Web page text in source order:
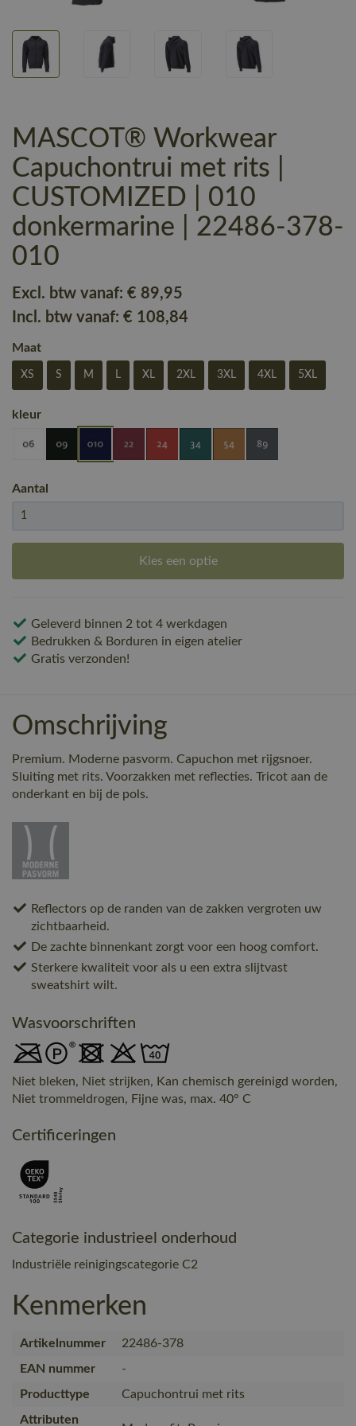
MASCOT® Workwear
Capuchontrui met rits |
CUSTOMIZED | 010
donkermarine | 22486-378-
010
Excl. btw vanaf: € 89,95
Incl. btw vanaf: € 108,84
Maat
XS S M L XL 2XL 3XL 4XL 5XL
kleur
Aantal
Kies een optie
Geleverd binnen 2 tot 4 werkdagen
Bedrukken & Borduren in eigen atelier
Gratis verzonden!
Omschrijving
Premium. Moderne pasvorm. Capuchon met rijgsnoer.
Sluiting met rits. Voorzakken met reflecties. Tricot aan de
onderkant en bij de pols.
Reflectors op de randen van de zakken vergroten uw
zichtbaarheid.
De zachte binnenkant zorgt voor een hoog comfort.
Sterkere kwaliteit voor als u een extra slijtvast
sweatshirt wilt.
Wasvoorschriften
Niet bleken, Niet strijken, Kan chemisch gereinigd worden,
Niet trommeldrogen, Fijne was, max. 40° C
Certificeringen
Categorie industrieel onderhoud
Industriële reinigingscategorie C2
Kenmerken
Artikelnummer
22486-378
EAN nummer
-
Producttype
Capuchontrui met rits
Attributen